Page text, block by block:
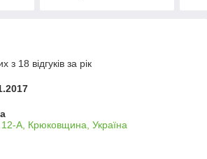
з 18 відгуків за рік
А, Крюковщина, Україна